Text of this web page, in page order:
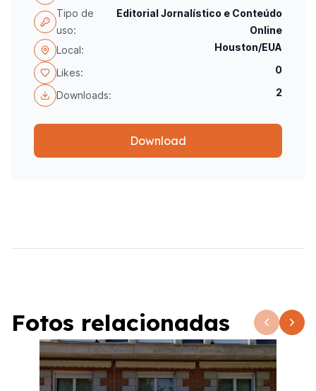
Tipo de
uso:
Editorial Jornalístico e Conteúdo
Online
Local:
Houston/EUA
Likes: 0
Downloads: 2
Download
Fotos relacionadas